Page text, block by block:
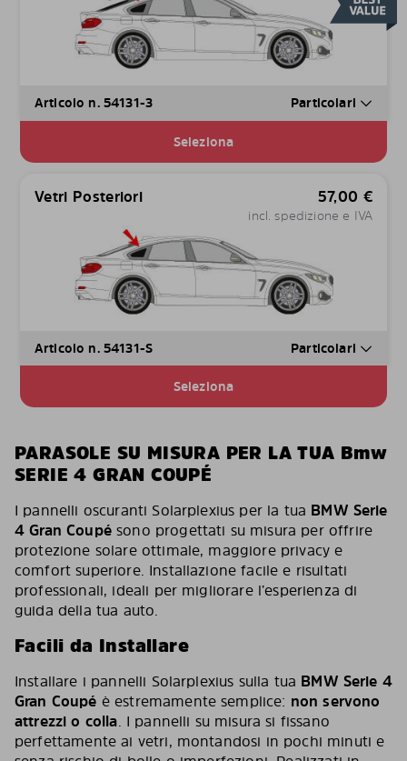
Articolo n. 54131-3 Particolari
Seleziona
Vetri Posteriori 57,00 €
incl. spedizione e IVA
Articolo n. 54131-S Particolari
Seleziona
PARASOLE SU MISURA PER LA TUA Bmw
SERIE 4 GRAN COUPÉ
I pannelli oscuranti Solarplexius per la tua BMW Serie
4 Gran Coupésono progettati su misura per offrire
protezione solare ottimale, maggiore privacy e
comfort superiore. Installazione facile e risultati
professionali, ideali per migliorare l’esperienza di
guida della tua auto.
Facili da Installare
Installare i pannelli Solarplexius sulla tua BMW Serie 4
Gran Coupé è estremamente semplice: non servono
attrezzi o colla. I pannelli su misura si fissano
perfettamente ai vetri, montandosi in pochi minuti e